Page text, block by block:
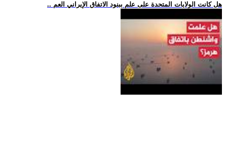
.. هل كانت الولايات المتحدة على علم ببنود الاتفاق الإيراني العم